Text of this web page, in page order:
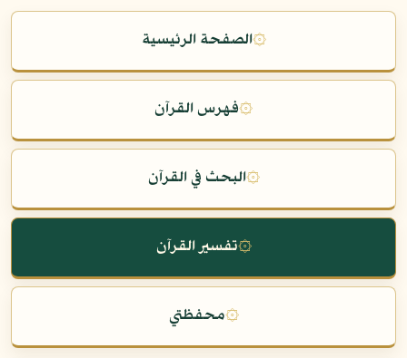
۞الصفحة الرئيسية
۞فهرس القرآن
۞البحث في القرآن
۞تفسير القرآن
۞محفظتي